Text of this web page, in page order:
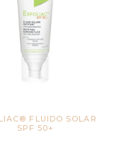
FLUIDO SOLAR
SPF 50+